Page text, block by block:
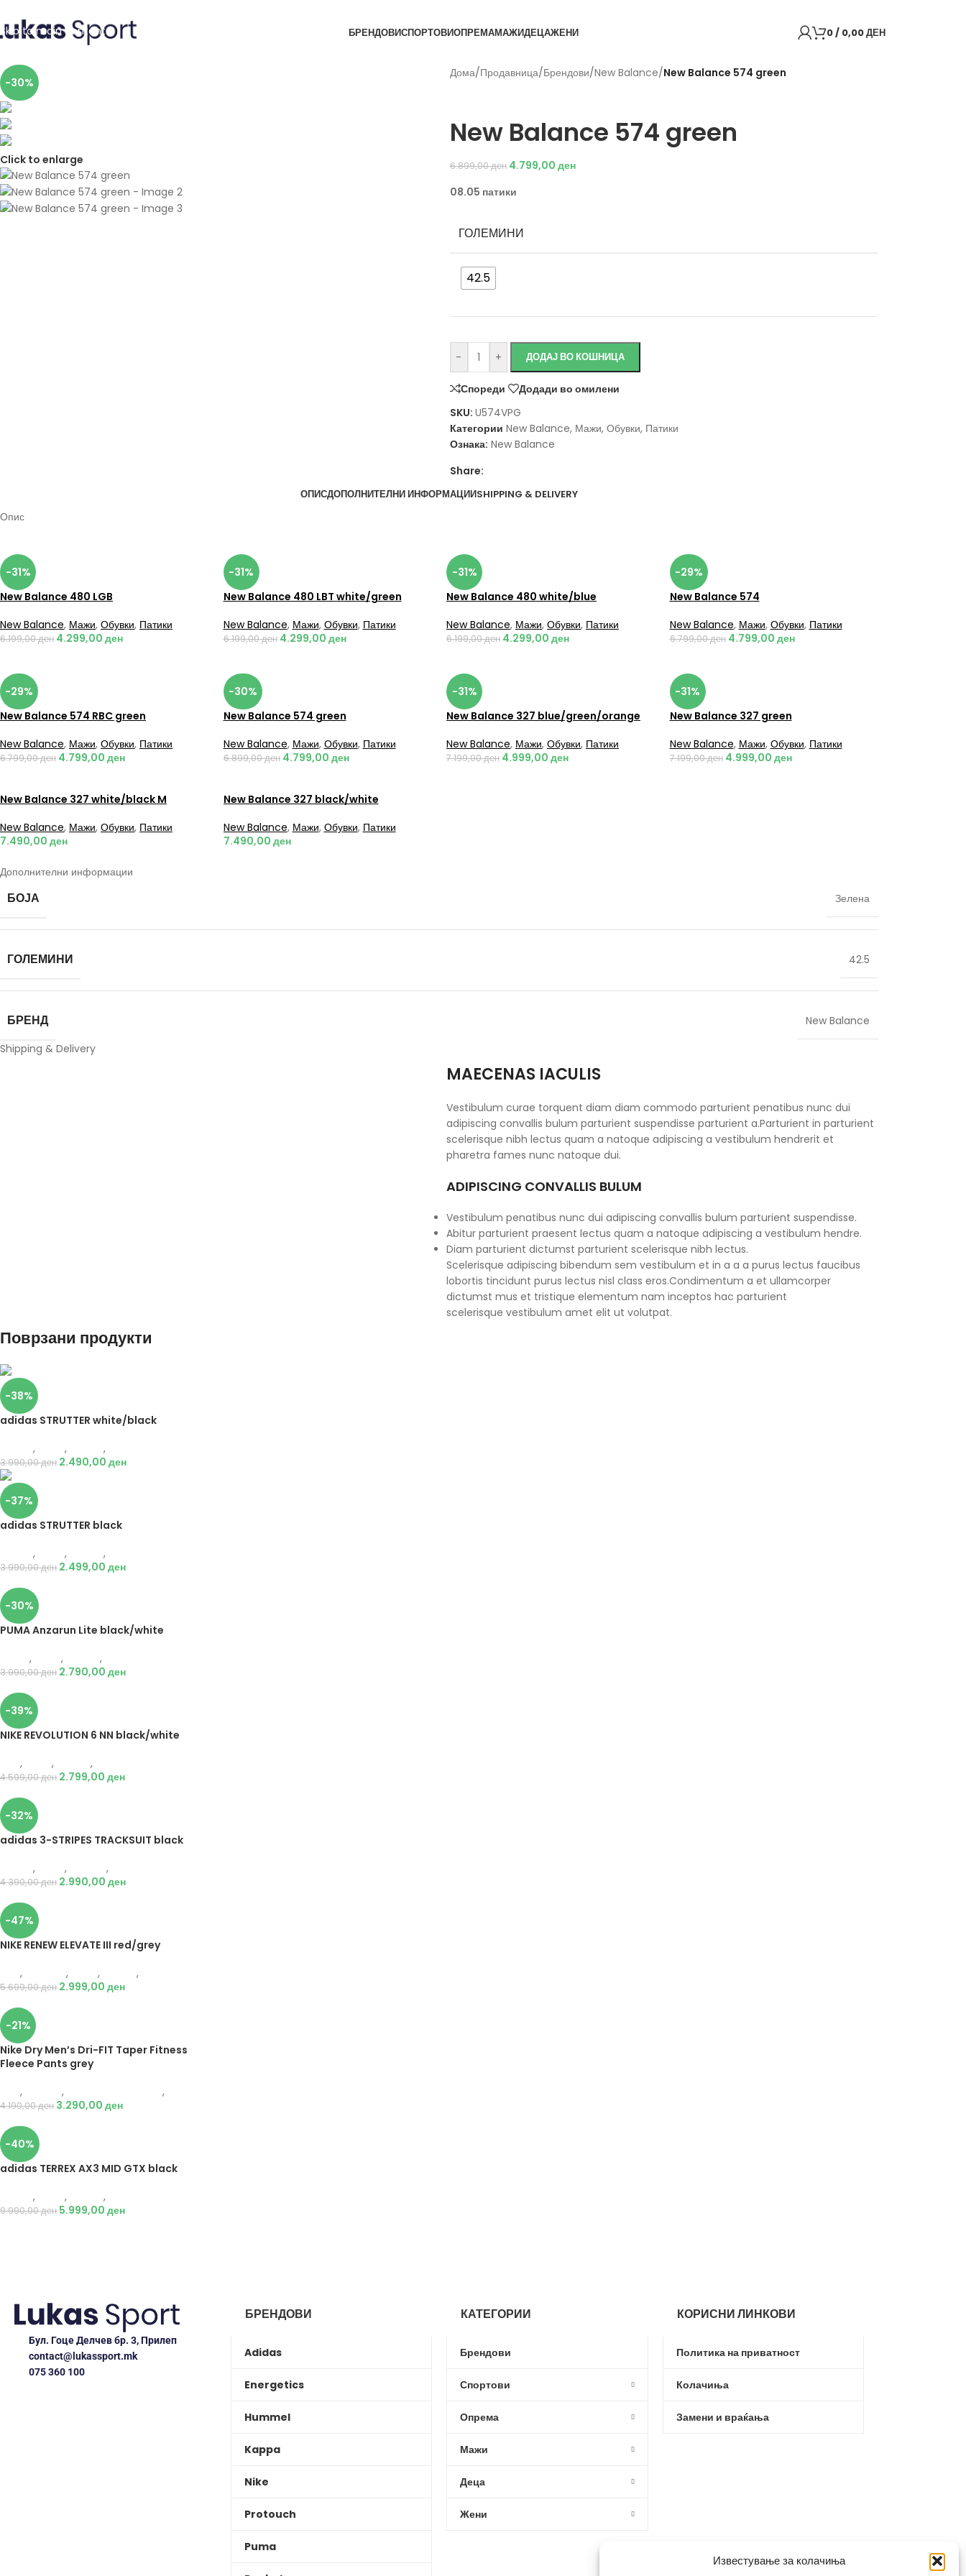
Известување за колачиња
Skip to main content
БРЕНДОВИСПОРТОВИОПРЕМАМАЖИДЕЦАЖЕНИ 0/ 0,00ДЕН
-30%
Click to enlarge
Дома/Продавница/Брендови/New Balance/New Balance 574 green
New Balance 574 green
6.899,00ден 4.799,00 ден
08.05 патики
ГОЛЕМИНИ
42.5
- + ДОДАЈ ВО КОШНИЦА
Спореди
Додади во омилени
SKU: U574VPG
Категории New Balance, Мажи, Обувки, Патики
Ознака: New Balance
Share:
ОПИСДОПОЛНИТЕЛНИ ИНФОРМАЦИИSHIPPING & DELIVERY
Опис
-31%
New Balance 480 LGB
New Balance, Мажи, Обувки, Патики
6.199,00ден 4.299,00 ден
-31%
New Balance 480 LBT white/green
New Balance, Мажи, Обувки, Патики
6.199,00ден 4.299,00 ден
-31%
New Balance 480 white/blue
New Balance, Мажи, Обувки, Патики
6.199,00ден 4.299,00 ден
-29%
New Balance 574
New Balance, Мажи, Обувки, Патики
6.799,00ден 4.799,00 ден
-29%
New Balance 574 RBC green
New Balance, Мажи, Обувки, Патики
6.799,00ден 4.799,00 ден
-30%
New Balance 574 green
New Balance, Мажи, Обувки, Патики
6.899,00ден 4.799,00 ден
-31%
New Balance 327 blue/green/orange
New Balance, Мажи, Обувки, Патики
7.199,00ден 4.999,00 ден
-31%
New Balance 327 green
New Balance, Мажи, Обувки, Патики
7.199,00ден 4.999,00 ден
New Balance 327 white/black M
New Balance, Мажи, Обувки, Патики
7.490,00 ден
New Balance 327 black/white
New Balance, Мажи, Обувки, Патики
7.490,00 ден
Дополнителни информации
БОЈА Зелена
ГОЛЕМИНИ 42.5
БРЕНД
New Balance
Shipping & Delivery
MAECENAS IACULIS
Vestibulum curae torquent diam diam commodo parturient penatibus nunc dui
adipiscing convallis bulum parturient suspendisse parturient a.Parturient in parturient
scelerisque nibh lectus quam a natoque adipiscing a vestibulum hendrerit et
pharetra fames nunc natoque dui.
ADIPISCING CONVALLIS BULUM
Vestibulum penatibus nunc dui adipiscing convallis bulum parturient suspendisse.
Abitur parturient praesent lectus quam a natoque adipiscing a vestibulum hendre.
Diam parturient dictumst parturient scelerisque nibh lectus.
Scelerisque adipiscing bibendum sem vestibulum et in a a a purus lectus faucibus
lobortis tincidunt purus lectus nisl class eros.Condimentum a et ullamcorper
dictumst mus et tristique elementum nam inceptos hac parturient
scelerisque vestibulum amet elit ut volutpat.
Поврзани продукти
-38%
adidas STRUTTER white/black
, , ,
3.990,00ден 2.490,00 ден
-37%
adidas STRUTTER black
, , ,
3.990,00ден 2.499,00 ден
-30%
PUMA Anzarun Lite black/white
, , ,
3.990,00ден 2.790,00 ден
-39%
NIKE REVOLUTION 6 NN black/white
, , ,
4.599,00ден 2.799,00 ден
-32%
adidas 3-STRIPES TRACKSUIT black
, , ,
4.390,00ден 2.990,00 ден
-47%
NIKE RENEW ELEVATE III red/grey
, , , ,
5.699,00ден 2.999,00 ден
-21%
Nike Dry Men’s Dri-FIT Taper Fitness
Fleece Pants grey
, , ,
4.190,00ден 3.290,00 ден
-40%
adidas TERREX AX3 MID GTX black
, , ,
9.990,00ден 5.999,00 ден
Бул. Гоце Делчев бр. 3, Прилеп
contact@lukassport.mk
075 360 100
БРЕНДОВИ
Adidas
Energetics
Hummel
Kappa
Nike
Protouch
Puma
КАТЕГОРИИ
Брендови
Спортови
Опрема
Мажи
Деца
Жени
КОРИСНИ ЛИНКОВИ
Политика на приватност
Колачиња
Замени и враќања